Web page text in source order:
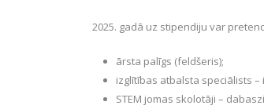
2025. gadā uz stipendiju var
ārsta palīgs (feldšeris);
izglītības atbalsta speciālists
STEM jomas skolotāji –